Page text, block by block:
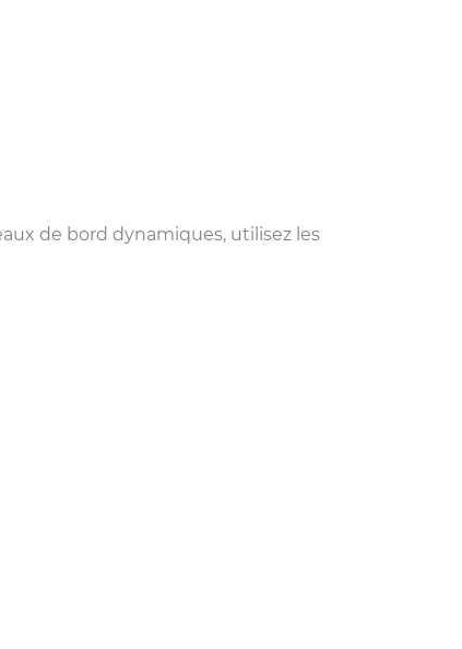
de bord dynamiques, utilisez les